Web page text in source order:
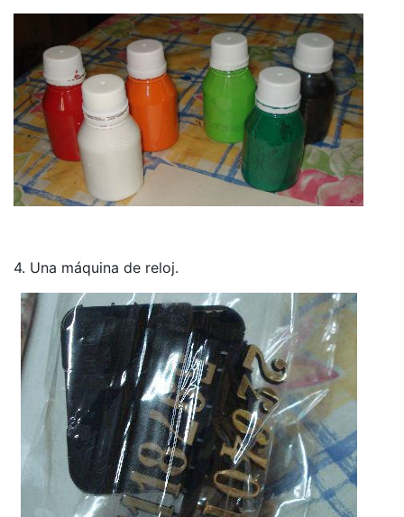
4. Una máquina de reloj.